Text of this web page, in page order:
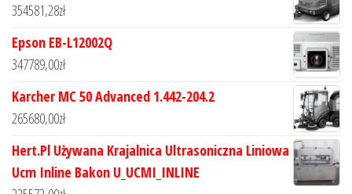
354581,28zł
Epson EB-L12002Q
347789,00zł
Karcher MC 50 Advanced 1.442-204.2
265680,00zł
Hert.Pl Używana Krajalnica Ultrasoniczna Liniowa
Ucm Inline Bakon U_UCMI_INLINE